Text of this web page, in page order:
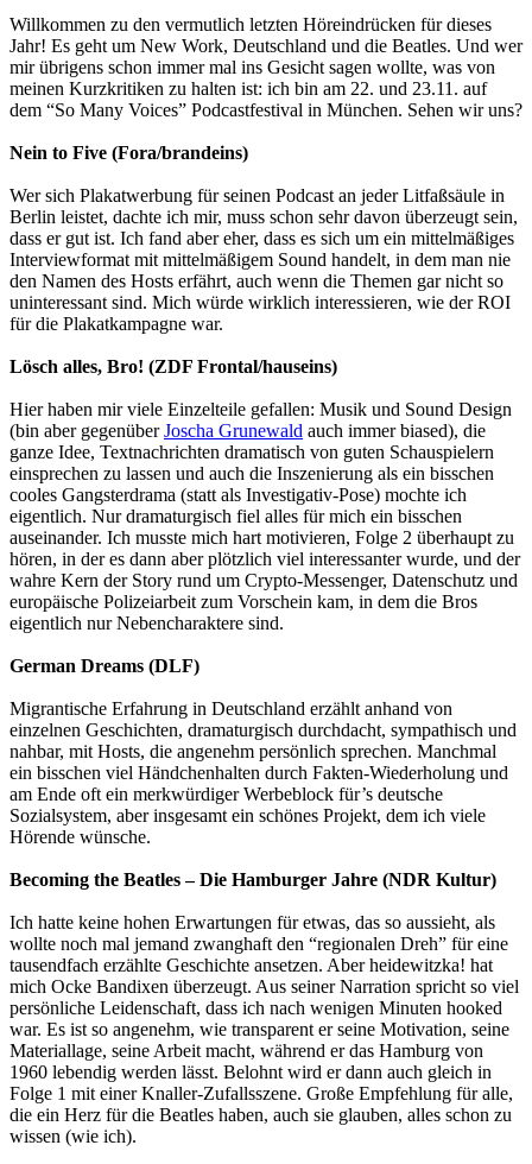
Willkommen zu den vermutlich letzten Höreindrücken für dieses
Jahr! Es geht um New Work, Deutschland und die Beatles. Und wer
mir übrigens schon immer mal ins Gesicht sagen wollte, was von
meinen Kurzkritiken zu halten ist: ich bin am 22. und 23.11. auf
dem “So Many Voices” Podcastfestival in München. Sehen wir uns?
Nein to Five (Fora/brandeins)
Wer sich Plakatwerbung für seinen Podcast an jeder Litfaßsäule in
Berlin leistet, dachte ich mir, muss schon sehr davon überzeugt sein,
dass er gut ist. Ich fand aber eher, dass es sich um ein mittelmäßiges
Interviewformat mit mittelmäßigem Sound handelt, in dem man nie
den Namen des Hosts erfährt, auch wenn die Themen gar nicht so
uninteressant sind. Mich würde wirklich interessieren, wie der ROI
für die Plakatkampagne war.
Lösch alles, Bro! (ZDF Frontal/hauseins)
Hier haben mir viele Einzelteile gefallen: Musik und Sound Design
(bin aber gegenüberJoscha Grunewald auch immer biased), die
ganze Idee, Textnachrichten dramatisch von guten Schauspielern
einsprechen zu lassen und auch die Inszenierung als ein bisschen
cooles Gangsterdrama (statt als Investigativ-Pose) mochte ich
eigentlich. Nur dramaturgisch fiel alles für mich ein bisschen
auseinander. Ich musste mich hart motivieren, Folge 2 überhaupt zu
hören, in der es dann aber plötzlich viel interessanter wurde, und der
wahre Kern der Story rund um Crypto-Messenger, Datenschutz und
europäische Polizeiarbeit zum Vorschein kam, in dem die Bros
eigentlich nur Nebencharaktere sind.
German Dreams (DLF)
Migrantische Erfahrung in Deutschland erzählt anhand von
einzelnen Geschichten, dramaturgisch durchdacht, sympathisch und
nahbar, mit Hosts, die angenehm persönlich sprechen. Manchmal
ein bisschen viel Händchenhalten durch Fakten-Wiederholung und
am Ende oft ein merkwürdiger Werbeblock für’s deutsche
Sozialsystem, aber insgesamt ein schönes Projekt, dem ich viele
Hörende wünsche.
Becoming the Beatles – Die Hamburger Jahre (NDR Kultur)
Ich hatte keine hohen Erwartungen für etwas, das so aussieht, als
wollte noch mal jemand zwanghaft den “regionalen Dreh” für eine
tausendfach erzählte Geschichte ansetzen. Aber heidewitzka! hat
mich Ocke Bandixen überzeugt. Aus seiner Narration spricht so viel
persönliche Leidenschaft, dass ich nach wenigen Minuten hooked
war. Es ist so angenehm, wie transparent er seine Motivation, seine
Materiallage, seine Arbeit macht, während er das Hamburg von
1960 lebendig werden lässt. Belohnt wird er dann auch gleich in
Folge 1 mit einer Knaller-Zufallsszene. Große Empfehlung für alle,
die ein Herz für die Beatles haben, auch sie glauben, alles schon zu
wissen (wie ich).